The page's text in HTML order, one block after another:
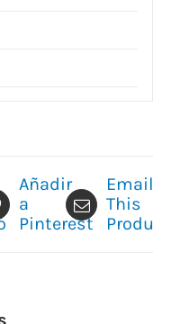
Añadir
a
Pinterest
Email
This
Product